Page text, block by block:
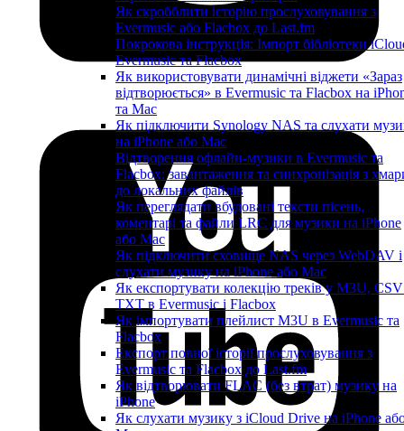
Як скробблити історію прослуховування з
Evermusic або Flacbox до Last.fm
Покрокова інструкція: Імпорт бібліотеки
Evermusic та Flacbox
Як використовувати динамічні віджети «Зараз
відтворюється» в Evermusic та Flacbox на
та Mac
Як підключити Synology NAS та слухати
на iPhone або Mac
Відтворення офлайн-музики в Evermusic та
Flacbox: завантаження та синхронізація з
до локальних файлів
Як переглядати вбудовані тексти пісень,
коментарі та файли LRC для музики на iPhone
або Mac
Як підключити сховище NAS через WebDAV і
слухати музику на iPhone або Mac
Як експортувати колекцію треків у M3U,
TXT в Evermusic і Flacbox
Як імпортувати плейлист M3U в Evermusic та
Flacbox
Експорт повної історії прослуховування з
Evermusic та Flacbox до Last.fm
Як відтворювати FLAC (без втрат) музику на
iPhone
Як слухати музику з iCloud Drive на iPhone